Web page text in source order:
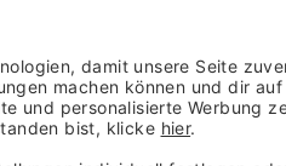
Fruchtgehalt mind. 80%